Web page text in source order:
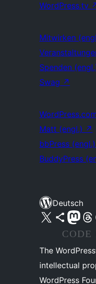
WordPress.tv
Mitwirken
Spenden
Swag ↗
Matt (engl.) ↗
bbPress (engl.)
BuddyPress
Deutsch
Unser X-Konto (früher Twitter) besuchen
Unser Bluesky-Konto
Unser Unser
CODE
The
intellectual
WordPress